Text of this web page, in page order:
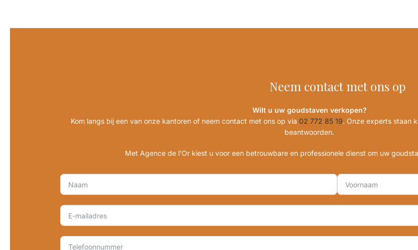
Neem contact met ons op
Wilt u uw goudstaven verkopen?
Kom langs bij een van onze kantoren of neem contact met ons op via 02 772 85 19. Onze experts staan
beantwoorden.
Met Agence de l'Or kiest u voor een betrouwbare en professionele dienst om uw